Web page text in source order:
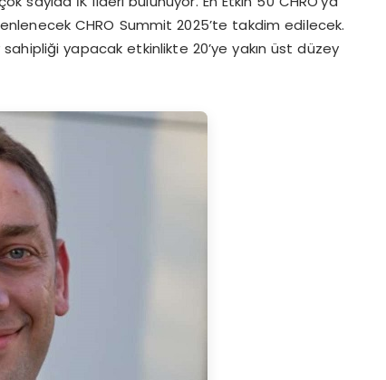
CHRO Summit 2025’te takdim edilecek.
sahipliği yapacak etkinlikte 20’ye yakın üst düzey